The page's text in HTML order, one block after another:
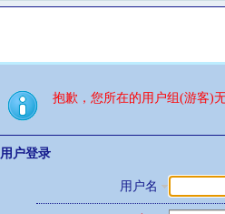
抱歉，您所在的用户组(游客)
用户登录
用户名